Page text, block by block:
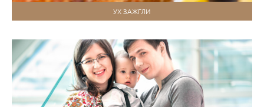
УХ ЗАЖГЛИ